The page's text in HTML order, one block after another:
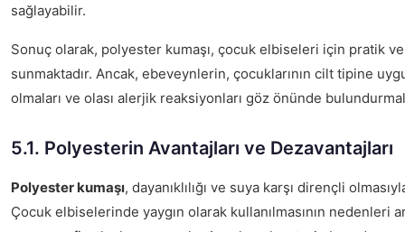
sağlayabilir.
Sonuç olarak, polyester kumaşı, çocuk elbiseleri için pratik ve
sunmaktadır. Ancak, ebeveynlerin, çocuklarının cilt tipine
olmaları ve olası alerjik reaksiyonları göz önünde
5.1. Polyesterin Avantajları ve Dezavantajları
Polyester kumaşı, dayanıklılığı ve suya karşı dirençli
Çocuk elbiselerinde yaygın olarak kullanılmasının nedenleri